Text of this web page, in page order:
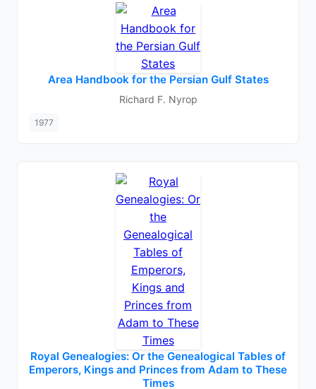
Area Handbook for the Persian Gulf States
Richard F. Nyrop
1977
Royal Genealogies: Or the Genealogical Tables of
Emperors, Kings and Princes from Adam to These
Times